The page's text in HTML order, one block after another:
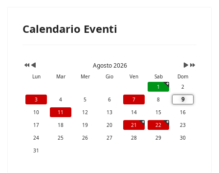
Calendario Eventi
Agosto 2026
Lun Mar Mer Gio Ven Sab
Dom
1
2
3
4 5 6 7 8 9
10 11 12 13 14 15
16
17
18 19 20 21 22
23
24
25 26 27 28 29
30
31